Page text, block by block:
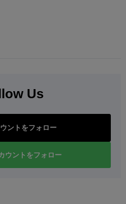
Us
ントをフォロー
ウントをフォロー